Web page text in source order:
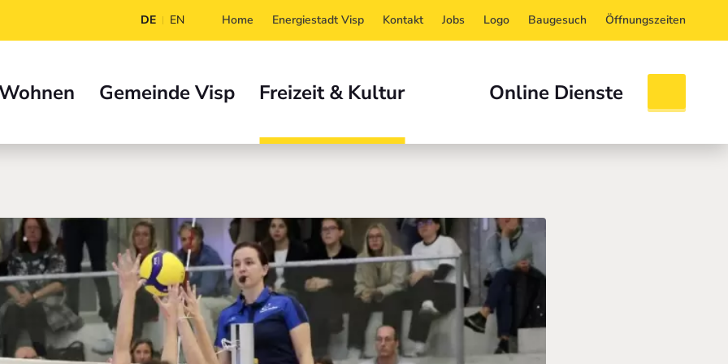
DE EN Home Energiestadt Visp Kontakt Jobs Logo Baugesuch Öffnungszeiten
Gemeinde Visp Freizeit & Kultur Online Dienste